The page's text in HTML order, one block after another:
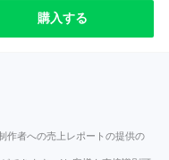
購入する
作者への売上レポートの提供の